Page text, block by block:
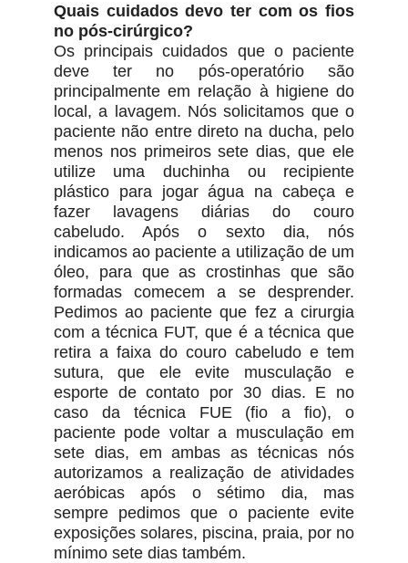
Quais cuidados devo ter com os fios
no pós-cirúrgico?
Os principais cuidados que o paciente
deve ter no pós-operatório são
principalmente em relação à higiene do
local, a lavagem. Nós solicitamos que o
paciente não entre direto na ducha, pelo
menos nos primeiros sete dias, que ele
utilize uma duchinha ou recipiente
plástico para jogar água na cabeça e
fazer lavagens diárias do couro
cabeludo. Após o sexto dia, nós
indicamos ao paciente a utilização de um
óleo, para que as crostinhas que são
formadas comecem a se desprender.
Pedimos ao paciente que fez a cirurgia
com a técnica FUT, que é a técnica que
retira a faixa do couro cabeludo e tem
sutura, que ele evite musculação e
esporte de contato por 30 dias. E no
caso da técnica FUE (fio a fio), o
paciente pode voltar a musculação em
sete dias, em ambas as técnicas nós
autorizamos a realização de atividades
aeróbicas após o sétimo dia, mas
sempre pedimos que o paciente evite
exposições solares, piscina, praia, por no
mínimo sete dias também.